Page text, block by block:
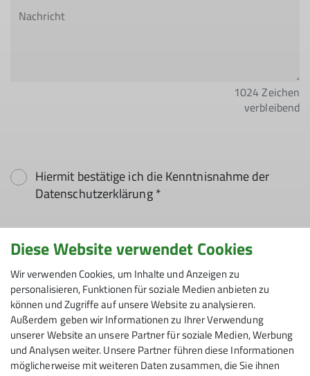
1024Zeichen
verbleibend
Hiermit bestätige ich die Kenntnisnahme der
Datenschutzerklärung *
Hiermit erkläre ich mich einverstanden, dass
meine in das Kontaktformular eingegebenen
Daten elektronisch gesichert und zum Zweck der
Kontaktaufnahme verarbeitet und genutzt
werden. Mir ist bekannt, dass ich meine
Einwilligung jederzeit wiederrufen kann. *
Mit (*) markierte Felder
Diese Website verwendet Cookies
Wir verwenden Cookies, um Inhalte und Anzeigen zu
personalisieren, Funktionen für soziale Medien anbieten zu
können und Zugriffe auf unsere Website zu analysieren.
Außerdem geben wir Informationen zu Ihrer Verwendung
unserer Website an unsere Partner für soziale Medien, Werbung
und Analysen weiter. Unsere Partner führen diese Informationen
möglicherweise mit weiteren Daten zusammen, die Sie ihnen